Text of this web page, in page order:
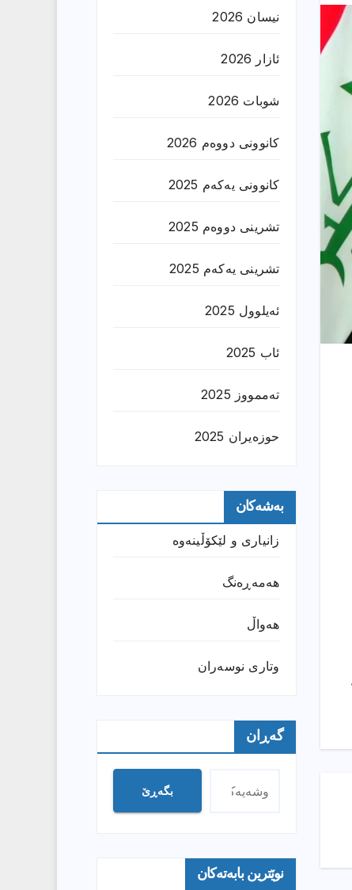
نیسان 2026
ئازار 2026
شوبات 2026
کانوونی دووەم 2026
کانوونی یەکەم 2025
تشرینی دووەم 2025
تشرینی یەکەم 2025
ئەیلوول 2025
ئاب 2025
تەممووز 2025
حوزه‌یران 2025
بەشەکان
زانیارى و لێکۆڵینەوە
هەمەڕەنگ
هەواڵ
وتارى نوسەران
گەڕان
بگەڕێ
نوێترین بابەتەکان